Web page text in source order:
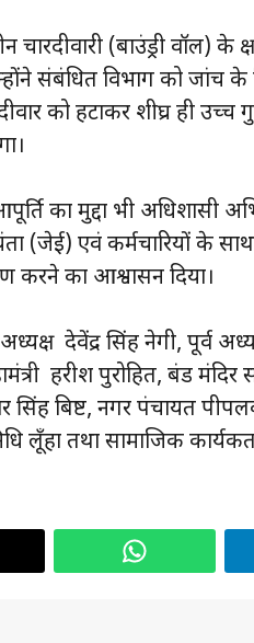
चारदीवारी (बाउंड्री वॉल) के
संबंधित विभाग को जांच के
दीवार को हटाकर शीघ्र ही
का मुद्दा भी अधिशासी
(जेई) एवं कर्मचारियों के
करने का आश्वासन दिया।
देवेंद्र सिंह नेगी, पूर्व
हरीश पुरोहित, बंड
बिष्ट, नगर पंचायत
लूँहा तथा सामाजिक